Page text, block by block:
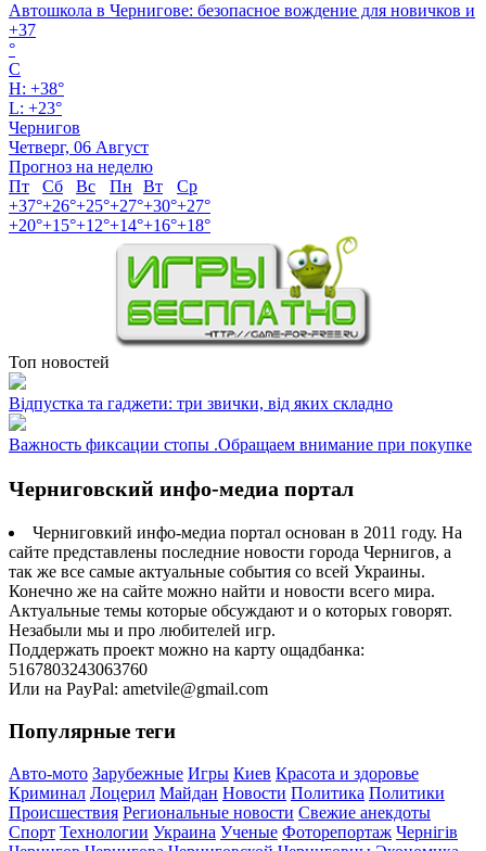
Автошкола в Чернигове: безопасное вождение для новичков и
+37
°
C
H: +38°
L: +23°
Чернигов
Четверг, 06 Август
Прогноз на неделю
Пт
Сб Вс Пн Вт
Ср
+37°+26°+25°+27°+30°+27°
+20°+15°+12°+14°+16°+18°
Топ новостей
Відпустка та гаджети: три звички, від яких складно
Важность фиксации стопы .Обращаем внимание при покупке
Черниговский инфо-медиа портал
Черниговкий инфо-медиа портал основан в 2011 году. На
сайте представлены последние новости города Чернигов, а
так же все самые актуальные события со всей Украины.
Конечно же на сайте можно найти и новости всего мира.
Актуальные темы которые обсуждают и о которых говорят.
Незабыли мы и про любителей игр.
Поддержать проект можно на карту ощадбанка:
5167803243063760
Или на PayPal: ametvile@gmail.com
Популярные теги
Авто-мото Зарубежные Игры Киев Красота и здоровье
Криминал Лоцерил Майдан Новости Политика Политики
Происшествия Региональные новости Свежие анекдоты
Спорт Технологии Украина Ученые Фоторепортаж Чернігів